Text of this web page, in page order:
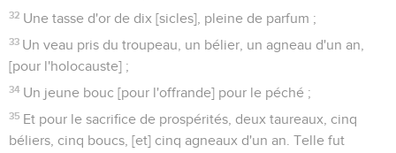
32 Une tasse d'or de dix [sicles], pleine de parfum ;
33 Un veau pris du troupeau, un bélier, un agneau d'un an,
[pour l'holocauste] ;
34 Un jeune bouc [pour l'offrande] pour le péché ;
35 Et pour le sacrifice de prospérités, deux taureaux, cinq
béliers, cinq boucs, [et] cinq agneaux d'un an. Telle fut